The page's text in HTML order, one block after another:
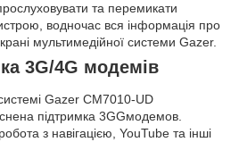
та перемикати
водночас вся інформація про
мультимедійної системи Gazer.
3G/4G модемів
Gazer CM7010-UD
підтримка 3GGмодемов.
з навігацією, YouTube та інші